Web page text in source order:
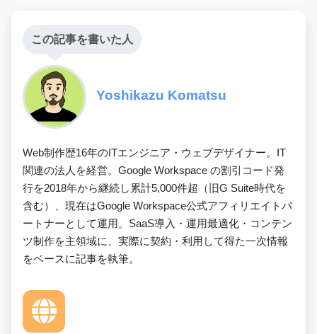
この記事を書いた人
Yoshikazu Komatsu
Web制作歴16年のITエンジニア・ウェブデザイナー。IT
関連の法人を経営。Google Workspace の割引コード発
行を2018年から継続し累計5,000件超（旧G Suite時代を
含む）、現在はGoogle Workspace公式アフィリエイトパ
ートナーとして運用。SaaS導入・運用最適化・コンテン
ツ制作を主領域に、実際に契約・利用して得た一次情報
をベースに記事を執筆。